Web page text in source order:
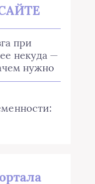
при
некуда —
нужно